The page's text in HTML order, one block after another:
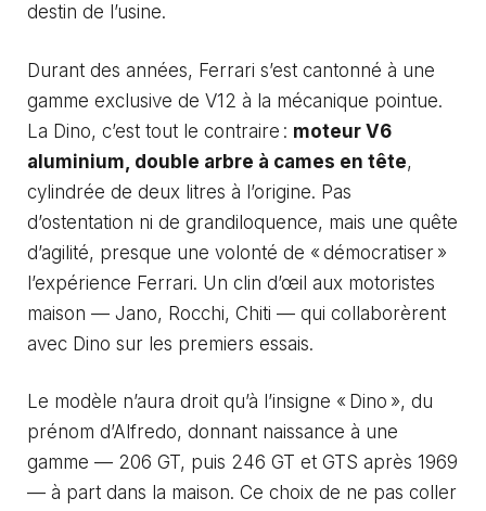
destin de l’usine.
Durant des années, Ferrari s’est cantonné à une
gamme exclusive de V12 à la mécanique pointue.
La Dino, c’est tout le contraire : moteur V6
aluminium, double arbre à cames en tête,
cylindrée de deux litres à l’origine. Pas
d’ostentation ni de grandiloquence, mais une quête
d’agilité, presque une volonté de « démocratiser »
l’expérience Ferrari. Un clin d’œil aux motoristes
maison — Jano, Rocchi, Chiti — qui collaborèrent
avec Dino sur les premiers essais.
Le modèle n’aura droit qu’à l’insigne « Dino », du
prénom d’Alfredo, donnant naissance à une
gamme — 206 GT, puis 246 GT et GTS après 1969
— à part dans la maison. Ce choix de ne pas coller